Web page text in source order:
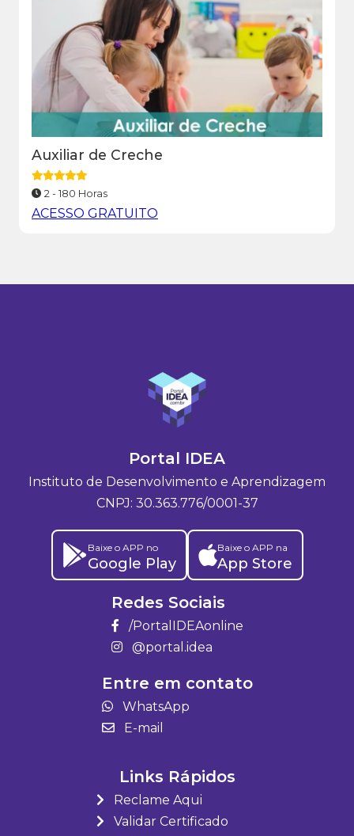
Auxiliar de Creche
2 - 180 Horas
ACESSO GRATUITO
Portal IDEA
Instituto de Desenvolvimento e Aprendizagem
CNPJ: 30.363.776/0001-37
Baixe o APP no
Google Play
Baixe o APP na
App Store
Redes Sociais
/PortalIDEAonline
@portal.idea
Entre em contato
WhatsApp
E-mail
Links Rápidos
Reclame Aqui
Validar Certificado